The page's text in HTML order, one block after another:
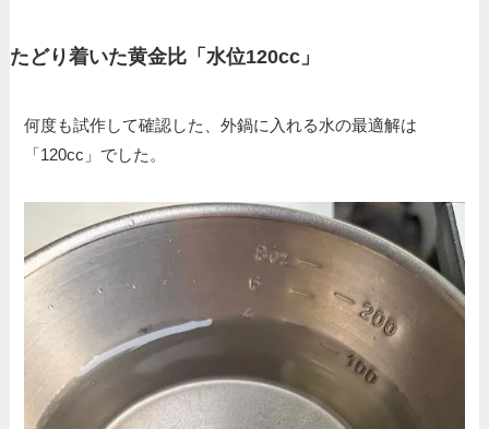
たどり着いた黄金比「水位120cc」
何度も試作して確認した、外鍋に入れる水の最適解は
「120cc」でした。